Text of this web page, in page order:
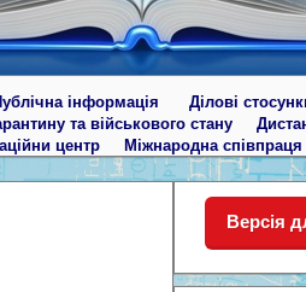
інформація Ділові
та військового стану
центр Міжнародна співпраця
Версія